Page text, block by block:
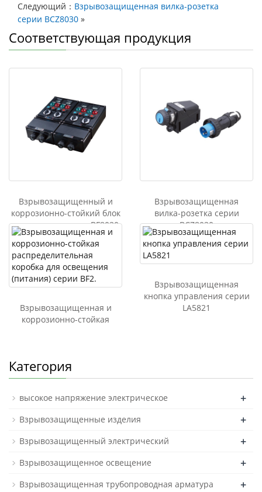
Следующий： Взрывозащищенная вилка-розетка
серии BCZ8030 »
Соответствующая продукция
Взрывозащищенный и
коррозионно-стойкий блок
управления серии BF8030
Взрывозащищенная
вилка-розетка серии
BCZ8030
Взрывозащищенная и
коррозионно-стойкая
Взрывозащищенная
кнопка управления серии
LA5821
Категория
высокое напряжение электрическое +
Взрывозащищенные изделия +
Взрывозащищенный электрический +
Взрывозащищенное освещение +
Взрывозащищенная трубопроводная арматура +